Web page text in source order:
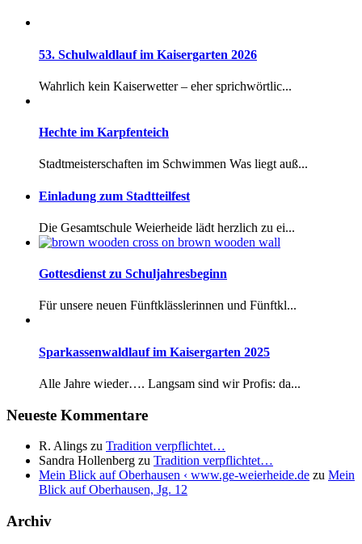
53. Schulwaldlauf im Kaisergarten 2026
Wahrlich kein Kaiserwetter – eher sprichwörtlic...
Hechte im Karpfenteich
Stadtmeisterschaften im Schwimmen Was liegt auß...
Einladung zum Stadtteilfest
Die Gesamtschule Weierheide lädt herzlich zu ei...
Gottesdienst zu Schuljahresbeginn
Für unsere neuen Fünftklässlerinnen und Fünftkl...
Sparkassenwaldlauf im Kaisergarten 2025
Alle Jahre wieder…. Langsam sind wir Profis: da...
Neueste Kommentare
R. Alings zu Tradition verpflichtet…
Sandra Hollenberg zu Tradition verpflichtet…
Mein Blick auf Oberhausen ‹ www.ge-weierheide.de zu Mein
Blick auf Oberhausen, Jg. 12
Archiv